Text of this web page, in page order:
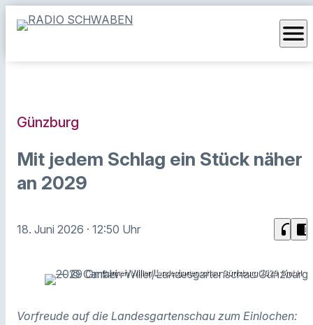
menu
Günzburg
Mit jedem Schlag ein Stück näher
an 2029
18. Juni 2026 · 12:50 Uhr headphones chrome_reader_mode
Carmen Willer/Landesgartenschau Günzburg 2029 GmbH
Vorfreude auf die Landesgartenschau zum Einlochen: